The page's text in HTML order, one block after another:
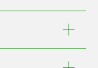
「アンカード・バ